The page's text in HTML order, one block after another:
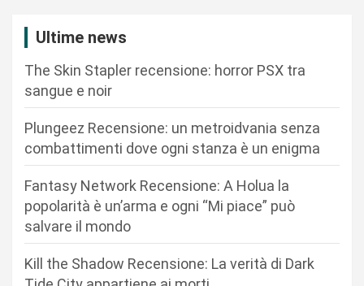
Ultime news
The Skin Stapler recensione: horror PSX tra
sangue e noir
Plungeez Recensione: un metroidvania senza
combattimenti dove ogni stanza è un enigma
Fantasy Network Recensione: A Holua la
popolarità è un’arma e ogni “Mi piace” può
salvare il mondo
Kill the Shadow Recensione: La verità di Dark